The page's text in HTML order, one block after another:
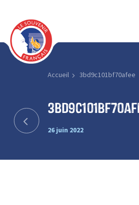
Accueil 3bd9c101bf70afee
26 juin 2022